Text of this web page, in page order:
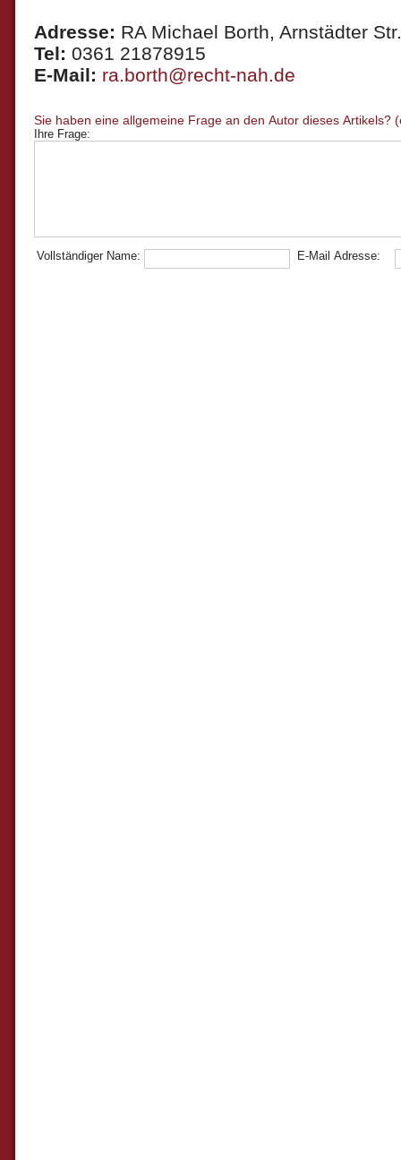
Adresse: RA Michael Borth, Arnstädter
Tel: 0361 21878915
E-Mail: ra.borth@recht-nah.de
Ihre Frage:
Vollständiger Name: E-Mail Adresse: